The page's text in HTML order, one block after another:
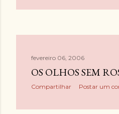
fevereiro 06, 2006
OS OLHOS SEM
Compartilhar Postar um